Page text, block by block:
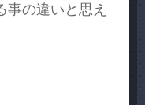
事の違いと思え